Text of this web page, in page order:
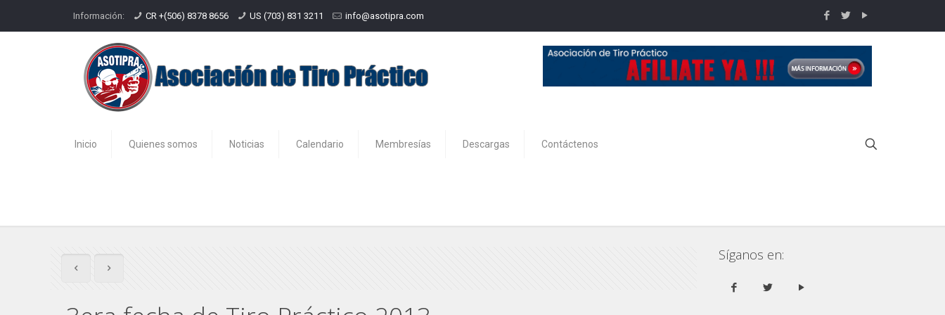
Información: CR +(506) 8378 8656 US (703) 831 3211 info@asotipra.com
Inicio Quienes somos Noticias Calendario Membresías Descargas Contáctenos
Síganos en: